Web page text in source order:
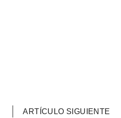
ARTÍCULO SIGUIENTE